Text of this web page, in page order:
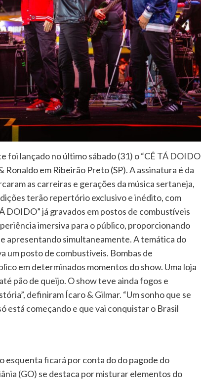
foi lançado no último sábado (31) o “CÊ TÁ DOIDO
em Ribeirão Preto (SP). A assinatura é da
as carreiras e gerações da música sertaneja,
terão repertório exclusivo e inédito, com
DOIDO” já gravados em postos de combustíveis
imersiva para o público, proporcionando
apresentando simultaneamente. A temática do
um posto de combustíveis. Bombas de
em determinados momentos do show. Uma loja
pão de queijo. O show teve ainda fogos e
definiram Ícaro & Gilmar. “Um sonho que se
está começando e que vai conquistar o Brasil
esquenta ficará por conta do do pagode do
(GO) se destaca por misturar elementos do